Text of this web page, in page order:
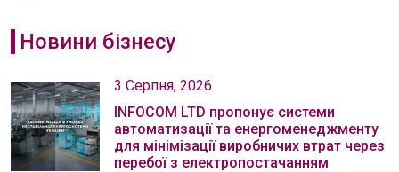
Новини бізнесу
3 Серпня, 2026
INFOCOM LTD пропонує системи
автоматизації та енергоменеджменту
для мінімізації виробничих втрат через
перебої з електропостачанням